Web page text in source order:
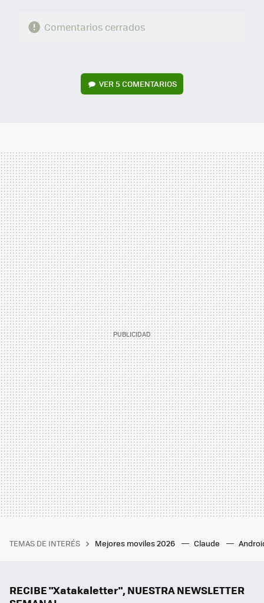
Comentarios cerrados
VER5 COMENTARIOS
TEMAS DE INTERÉS Mejores moviles 2026 Claude
RECIBE "Xatakaletter", NUESTRA NEWSLETTER